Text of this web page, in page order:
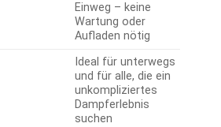
Einweg – keine
Wartung oder
Aufladen nötig
Ideal für unterwegs
und für alle, die ein
unkompliziertes
Dampferlebnis
suchen